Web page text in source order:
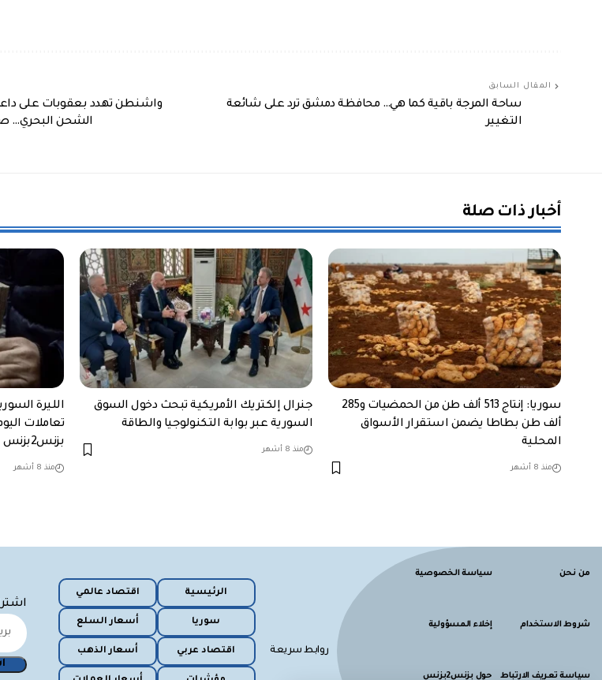
المقال السابق
ساحة المرجة باقية كما هي… محافظة دمشق ترد على شائعة
التغيير
واشنطن تهدد بعقوبات على
الشحن البحري…
أخبار ذات صلة
سوريا: إنتاج 513 ألف طن من الحمضيات و285
ألف طن بطاطا يضمن استقرار الأسواق
المحلية
منذ 8 أشهر
جنرال إلكتريك الأمريكية تبحث دخول السوق
السورية عبر بوابة التكنولوجيا والطاقة
منذ 8 أشهر
الليرة
تعاملات
بزنس2بزنس
منذ 8 أشهر
من نحن سياسة الخصوصية
شروط الاستخدام إخلاء المسؤولية
سياسة تعريف الارتباط حول بزنس2بزنس
روابط سريعة
الرئيسية اقتصاد عالمي
سوريا أسعار السلع
اقتصاد عربي أسعار الذهب